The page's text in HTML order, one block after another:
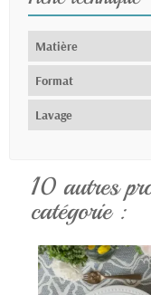
Matière
Format
Lavage
10 autres
catégorie :